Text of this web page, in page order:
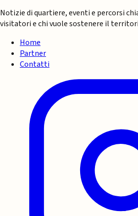
Notizie di quartiere, eventi e percorsi
visitatori e chi vuole sostenere il
Home
Partner
Contatti